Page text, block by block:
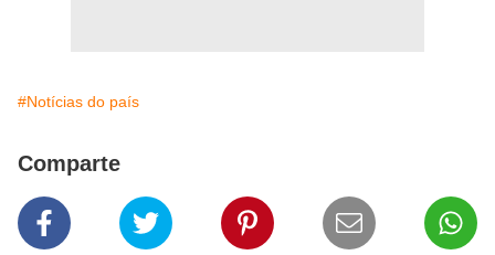
#Notícias do país
Comparte